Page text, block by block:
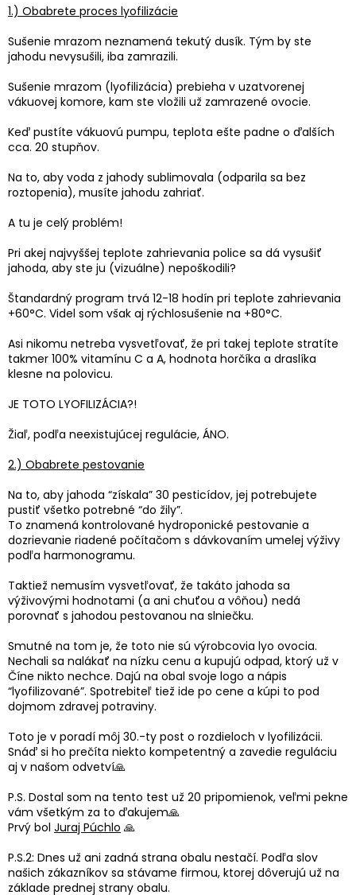
1.) Obabrete proces lyofilizácie
Sušenie mrazom neznamená tekutý dusík. Tým by ste
jahodu nevysušili, iba zamrazili.
Sušenie mrazom (lyofilizácia) prebieha v uzatvorenej
vákuovej komore, kam ste vložili už zamrazené ovocie.
Keď pustíte vákuovú pumpu, teplota ešte padne o ďalších
cca. 20 stupňov.
Na to, aby voda z jahody sublimovala (odparila sa bez
roztopenia), musíte jahodu zahriať.
A tu je celý problém!
Pri akej najvyššej teplote zahrievania police sa dá vysušiť
jahoda, aby ste ju (vizuálne) nepoškodili?
Štandardný program trvá 12-18 hodín pri teplote zahrievania
+60°C. Videl som však aj rýchlosušenie na +80°C.
Asi nikomu netreba vysvetľovať, že pri takej teplote stratíte
takmer 100% vitamínu C a A, hodnota horčíka a draslíka
klesne na polovicu.
JE TOTO LYOFILIZÁCIA?!
Žiaľ, podľa neexistujúcej regulácie, ÁNO.
2.) Obabrete pestovanie
Na to, aby jahoda “získala” 30 pesticídov, jej potrebujete
pustiť všetko potrebné “do žily”.
To znamená kontrolované hydroponické pestovanie a
dozrievanie riadené počítačom s dávkovaním umelej výživy
podľa harmonogramu.
Taktiež nemusím vysvetľovať, že takáto jahoda sa
výživovými hodnotami (a ani chuťou a vôňou) nedá
porovnať s jahodou pestovanou na slniečku.
Smutné na tom je, že toto nie sú výrobcovia lyo ovocia.
Nechali sa nalákať na nízku cenu a kupujú odpad, ktorý už v
Číne nikto nechce. Dajú na obal svoje logo a nápis
“lyofilizované”. Spotrebiteľ tiež ide po cene a kúpi to pod
dojmom zdravej potraviny.
Toto je v poradí môj 30.-ty post o rozdieloch v lyofilizácii.
Snáď si ho prečíta niekto kompetentný a zavedie reguláciu
aj v našom odvetví🙏
P.S. Dostal som na tento test už 20 pripomienok, veľmi pekne
vám všetkým za to ďakujem🙏
Prvý bol Juraj Púchlo 🙏
P.S.2: Dnes už ani zadná strana obalu nestačí. Podľa slov
našich zákazníkov sa stávame firmou, ktorej dôverujú už na
základe prednej strany obalu.